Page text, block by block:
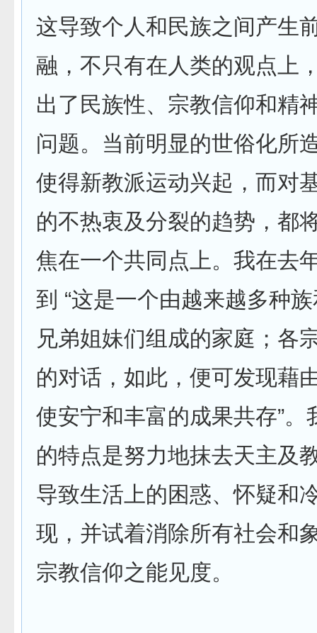
这导致个人和民族之间产生
融，不只有在人类的观点上
出了民族性、宗教信仰和精
问题。当前明显的世俗化所
使得新教派运动兴起，而对
的不热衷及分裂的趋势，都
焦在一个共同点上。我在去
到 “这是一个由越来越多种
兄弟姐妹们组成的家庭；各
的对话，如此，便可发现藉
使安宁和丰富的成果共存”。
的特点是努力地抹去天主及
导致生活上的困惑、怀疑和
现，并试着消除所有社会和
宗教信仰之能见度。